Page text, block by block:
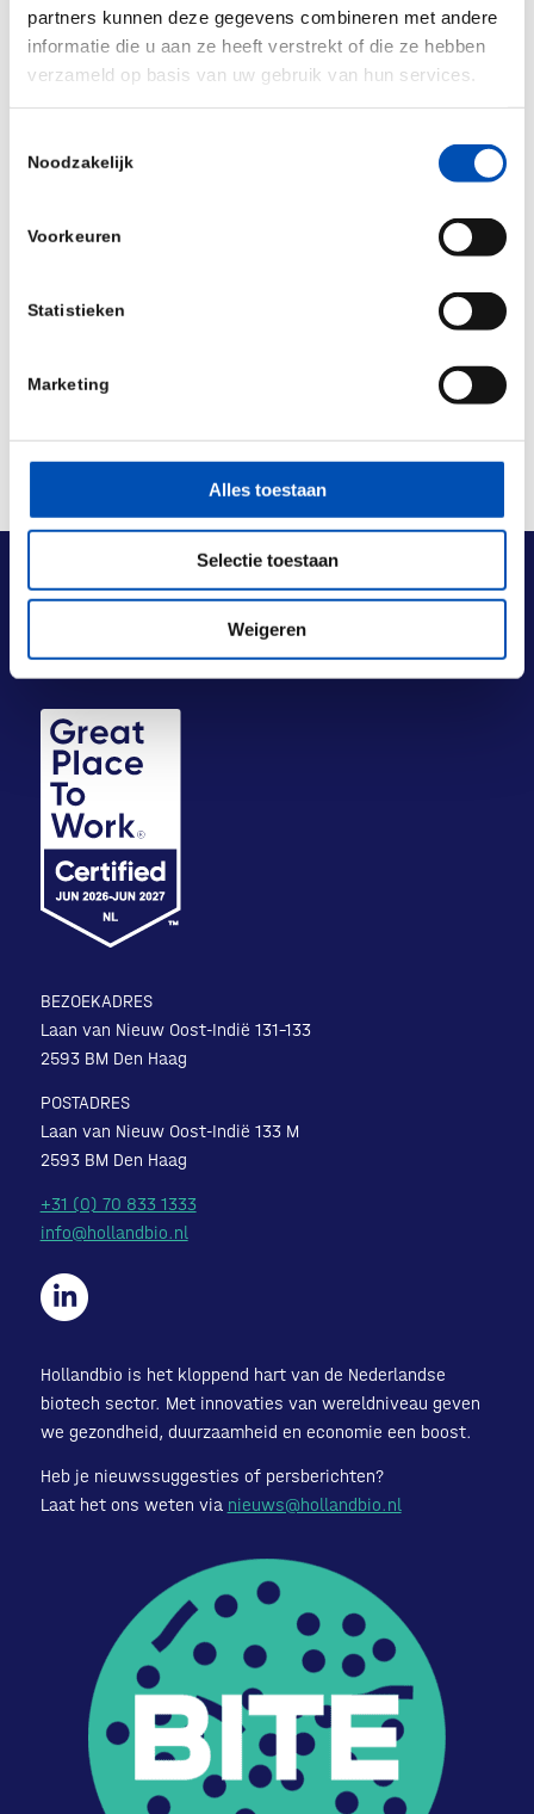
partners kunnen deze gegevens combineren met andere
informatie die u aan ze heeft verstrekt of die ze hebben
verzameld op basis van uw gebruik van hun services.
Noodzakelijk
Voorkeuren
Statistieken
Marketing
Alles toestaan
Selectie toestaan
Weigeren
dichterbij brengen. Ruim baan voor Hidde en Joris,
voor ecologie én technologie!
Lees het artikelhier
Bron:RTLZ
Deel dit stuk
BEZOEKADRES
Laan van Nieuw Oost-Indië 131-133
2593 BM Den Haag
POSTADRES
Laan van Nieuw Oost-Indië 133 M
2593 BM Den Haag
+31 (0) 70 833 1333
info@hollandbio.nl
Hollandbio is het kloppend hart van de Nederlandse
biotech sector. Met innovaties van wereldniveau geven
we gezondheid, duurzaamheid en economie een boost.
Heb je nieuwssuggesties of persberichten?
Laat het ons weten via nieuws@hollandbio.nl